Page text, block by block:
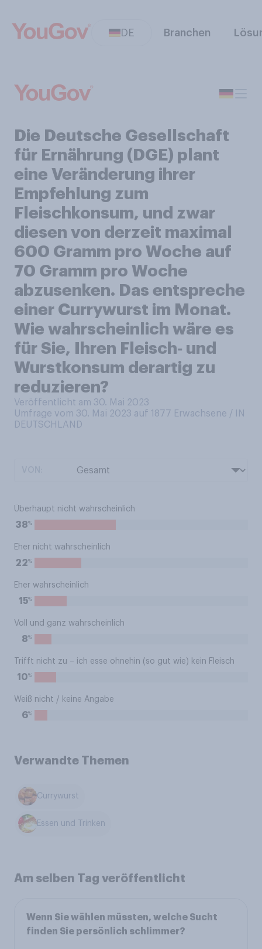
DE Branchen
Die Deutsche Gesellschaft
für Ernährung (DGE) plant
eine Veränderung ihrer
Empfehlung zum
Fleischkonsum, und zwar
diesen von derzeit maximal
600 Gramm pro Woche auf
70 Gramm pro Woche
abzusenken. Das entspreche
einer Currywurst im Monat.
Wie wahrscheinlich wäre es
für Sie, Ihren Fleisch‑ und
Wurstkonsum derartig zu
reduzieren?
Veröffentlicht am 30. Mai 2023
Umfrage vom 30. Mai 2023 auf 1877 Erwachsene / IN
DEUTSCHLAND
Überhaupt nicht wahrscheinlich
38%
Eher nicht wahrscheinlich
22%
Eher wahrscheinlich
15%
Voll und ganz wahrscheinlich
8%
Trifft nicht zu – ich esse ohnehin (so gut wie) kein Fleisch
10%
Weiß nicht / keine Angabe
6%
Verwandte Themen
Currywurst
Essen und Trinken
Am selben Tag veröffentlicht
Wenn Sie wählen müssten, welche Sucht
finden Sie persönlich schlimmer?